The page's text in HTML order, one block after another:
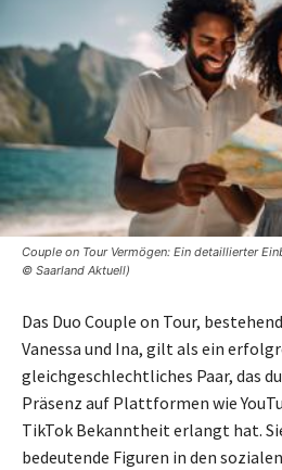
Couple on Tour Vermögen: Ein detaillierter
© Saarland Aktuell)
Das Duo Couple on Tour,
Vanessa und Ina, gilt als ein
gleichgeschlechtliches Paar, das
Präsenz auf Plattformen wie
TikTok Bekanntheit erlangt hat.
bedeutende Figuren in den